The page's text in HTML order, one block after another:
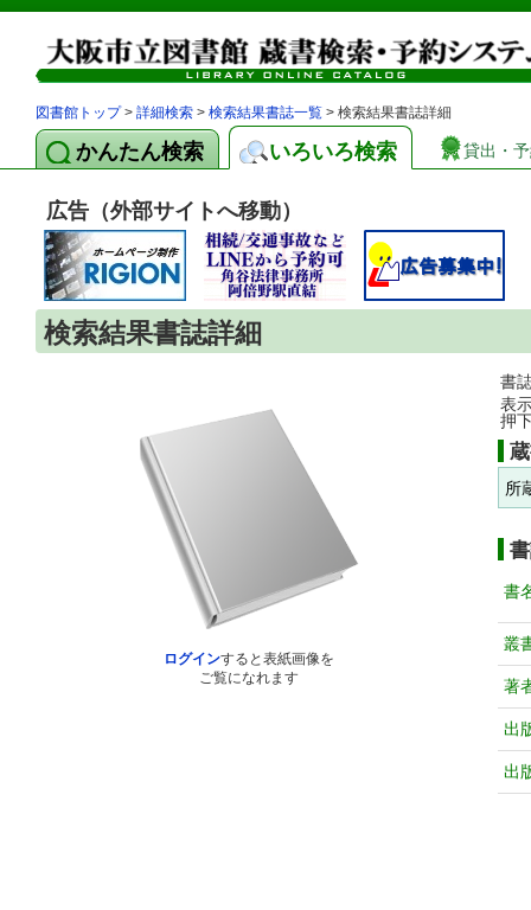
図書館トップ> 詳細検索 > 検索結果書誌一覧 > 検索結果書誌詳細
かんたん検索 いろいろ検索 貸出・
広告（外部サイトへ移動）
検索結果書誌詳細
ログインすると表紙画像を
ご覧になれます
書
表
押
所
書
叢
著
出
出